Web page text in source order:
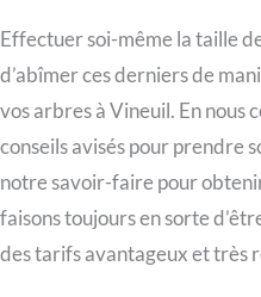
Effectuer soi-même la taille
d’abîmer ces derniers de
vos arbres à Vineuil. En nous
conseils avisés pour prendre
notre savoir-faire pour
faisons toujours en sorte
des tarifs avantageux et très